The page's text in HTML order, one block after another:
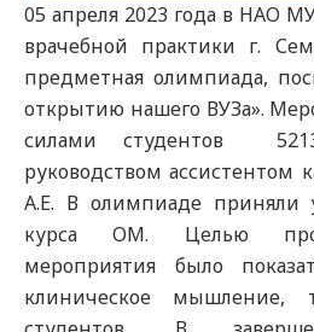
05 апреля 2023 года в НАО
врачебной практики г.
предметная олимпиада,
открытию нашего ВУЗа».
силами студентов
руководством ассистентом
А.Е. В олимпиаде приняли
курса ОМ. Целью
мероприятия было
клиническое мышление,